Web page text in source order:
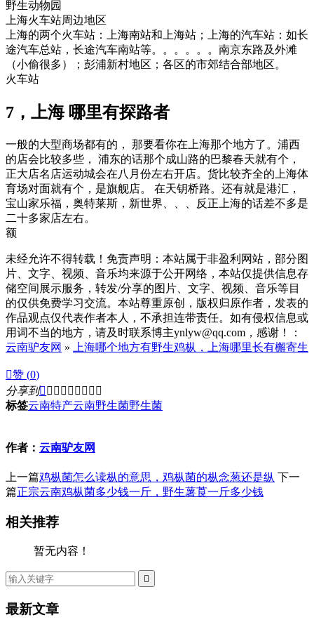
野生动物园
上海火车站周边地区
上海的两个火车站：上海南站和上海站；上海的汽车站：如长
途汽车总站，长途汽车南站等。。。。。。南京东路及外滩
（小偷很多）；彭浦新村地区；各区的市郊结合部地区。
火车站
7，上海 哪里有探路者
一般的大型商场都有的， 那要看你在上海那个地方了。浦西
的店会比较多些， 浦东的话那个成山路的巴黎春天就有个，
正大店名店运动城会在八月份左右开店。货比较齐全的上海体
育场对面就有个，是旗舰店。 在天钥桥路。还有就是港汇，
宝山家乐福，奥特莱斯，新世界、、、反正上海的话差不多是
二十多家店左右。
额
未经允许不得转载！免责声明：本站属于非盈利网站，部分图
片、文字、视频、音乐均来源于公开网络，本站仅提供信息存
储空间展示服务，转发/分享的图片、文字、视频、音乐等目
的仅供免费学习交流。本站尊重原创，版权归原作者，发表的
作品观点仅代表作者本人，不承担连带责任。如有侵权信息或
用词不当的地方，请及时联系博主ynlyw@qq.com，感谢！：
云南驴友网 » 上海哪个地方有野生鸡枞，上海哪里长有檞寄生
赞 (0)
分享到        
标签云南特产云南野生菌野生菌
作者： 云南驴友网
上一篇鸡枞菌怎么读枞的意思，鸡枞菌的枞念葱还是纵 下一
篇正宗云南鸡枞菌多少钱一斤，野生薯莨一斤多少钱
相关推荐
暂无内容！

最新文章